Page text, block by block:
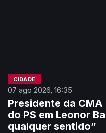
CIDADE
07 ago 2026, 16:35
Presidente da
do PS em Leonor
qualquer sentido”